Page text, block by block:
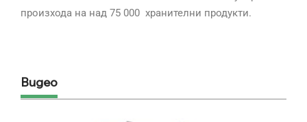
произхода на над 75 000 хранителни продукти.
Видео